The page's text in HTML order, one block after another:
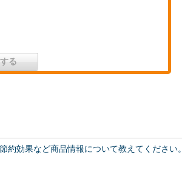
効果など商品情報について教えてください。